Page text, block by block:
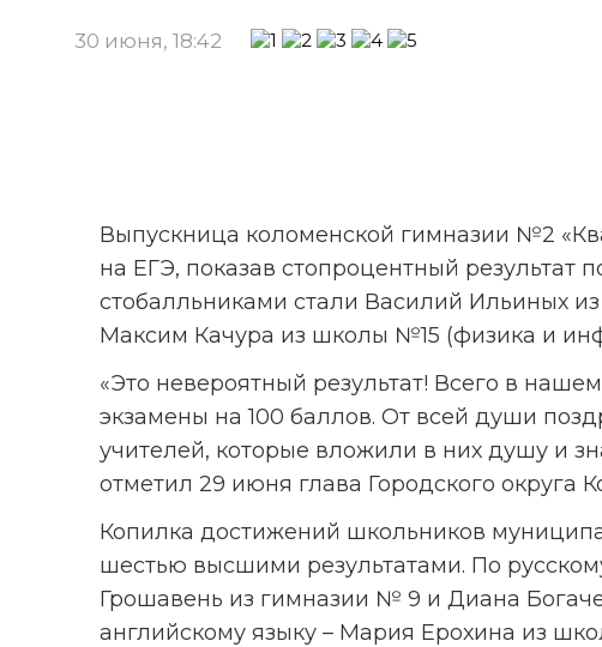
30 июня, 18:42
Выпускница коломенской гимназии №2
на ЕГЭ, показав стопроцентный результат
стобалльниками стали Василий Ильиных
Максим Качура из школы №15 (физика и
«Это невероятный результат! Всего в
экзамены на 100 баллов. От всей души
учителей, которые вложили в них душу и
отметил 29 июня глава Городского округа
Копилка достижений школьников
шестью высшими результатами. По
Грошавень из гимназии № 9 и Диана
английскому языку – Мария Ерохина из